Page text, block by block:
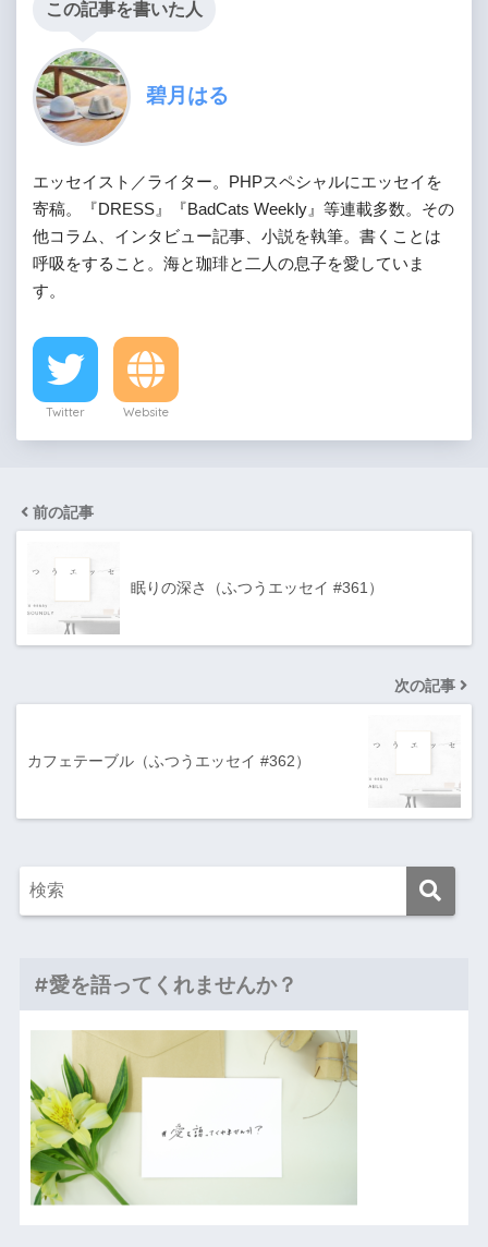
この記事を書いた人
碧月はる
エッセイスト／ライター。PHPスペシャルにエッセイを
寄稿。『DRESS』『BadCats Weekly』等連載多数。その
他コラム、インタビュー記事、小説を執筆。書くことは
呼吸をすること。海と珈琲と二人の息子を愛していま
す。
Twitter Website
前の記事
眠りの深さ（ふつうエッセイ #361）
次の記事
カフェテーブル（ふつうエッセイ #362）
#愛を語ってくれませんか？